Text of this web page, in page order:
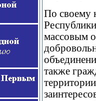
По своему
массовым
также